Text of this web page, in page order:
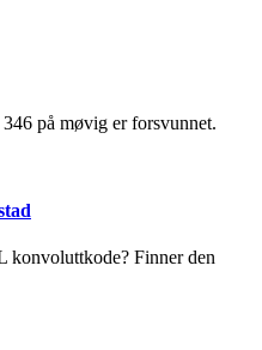
på møvig er forsvunnet.
konvoluttkode? Finner den